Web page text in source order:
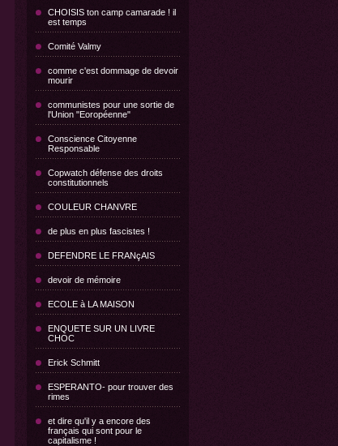
CHOISIS ton camp camarade ! il
est temps
Comité Valmy
comme c'est dommage de devoir
mourir
communistes pour une sortie de
l'Union "Eoropéenne"
Conscience Citoyenne
Responsable
Copwatch défense des droits
constitutionnels
COULEUR CHANVRE
de plus en plus fascistes !
DEFENDRE LE FRANçAIS
devoir de mémoire
ECOLE à LA MAISON
ENQUETE SUR UN LIVRE
CHOC
Erick Schmitt
ESPERANTO- pour trouver des
rimes
et dire qu'il y a encore des
français qui sont pour le
capitalisme !